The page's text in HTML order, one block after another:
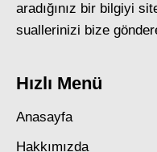
aradığınız bir bilgiyi
suallerinizi bize
Hızlı Menü
Anasayfa
Hakkımızda